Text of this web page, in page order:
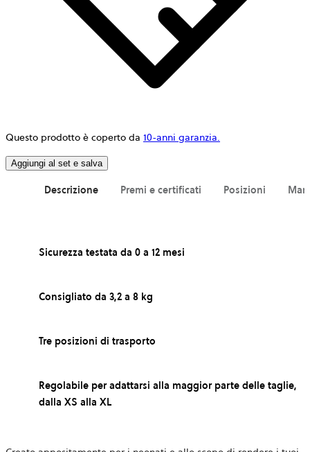
Questo prodotto è coperto da 10-anni garanzia.
Aggiungi al set e salva
Descrizione Premi e certificati Posizioni
Sicurezza testata da 0 a 12 mesi
Consigliato da 3,2 a 8 kg
Tre posizioni di trasporto
Regolabile per adattarsi alla maggior parte delle taglie,
dalla XS alla XL